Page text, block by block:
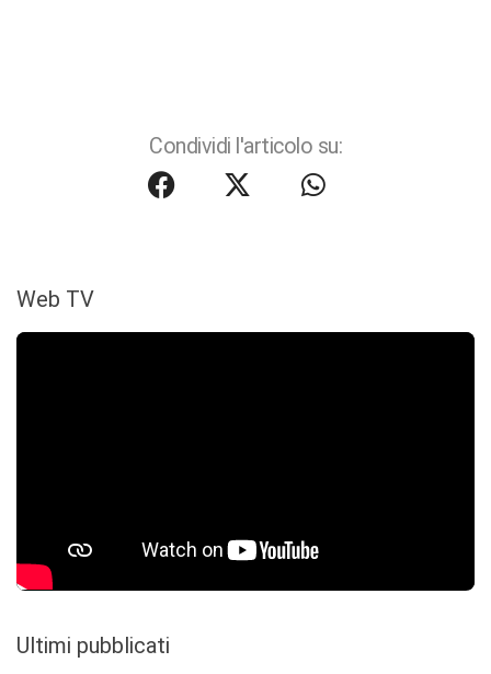
Condividi l'articolo su:
Web TV
Ultimi pubblicati